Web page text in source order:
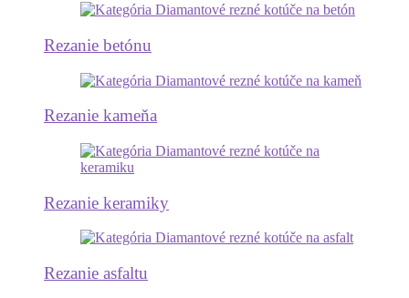
Rezanie betónu
Rezanie kameňa
Rezanie keramiky
Rezanie asfaltu